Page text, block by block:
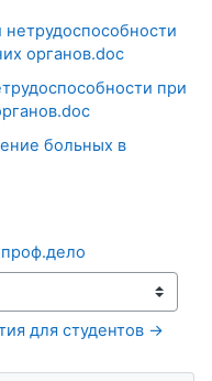
органов.doc
при
больных в
для студентов →